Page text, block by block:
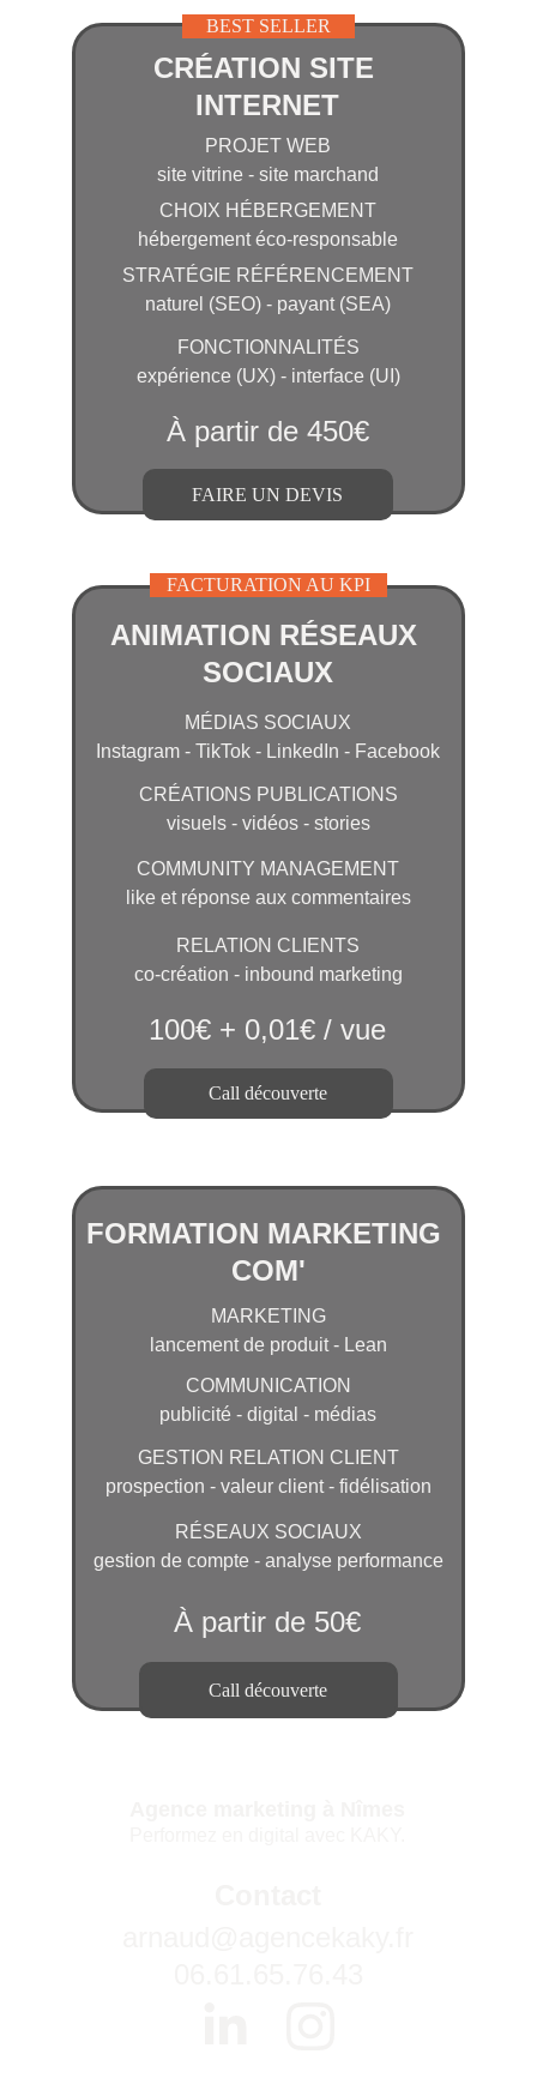
CRÉATION SITE
INTERNET
PROJET WEB
site vitrine - site marchand
CHOIX HÉBERGEMENT
hébergement éco-responsable
STRATÉGIE RÉFÉRENCEMENT
naturel (SEO) - payant (SEA)
FONCTIONNALITÉS
expérience (UX) - interface (UI)
À partir de 450€
FAIRE UN DEVIS
ANIMATION RÉSEAUX
SOCIAUX
MÉDIAS SOCIAUX
Instagram - TikTok - LinkedIn - Facebook
CRÉATIONS PUBLICATIONS
visuels - vidéos - stories
COMMUNITY MANAGEMENT
like et réponse aux commentaires
RELATION CLIENTS
co-création - inbound marketing
100€ + 0,01€ / vue
Call découverte
MARKETING
lancement de produit - Lean
COMMUNICATION
publicité - digital - médias
GESTION RELATION CLIENT
prospection - valeur client - fidélisation
RÉSEAUX SOCIAUX
gestion de compte - analyse performance
FORMATION MARKETING
COM'
À partir de 50€
Call découverte
BEST SELLER
FACTURATION AU KPI